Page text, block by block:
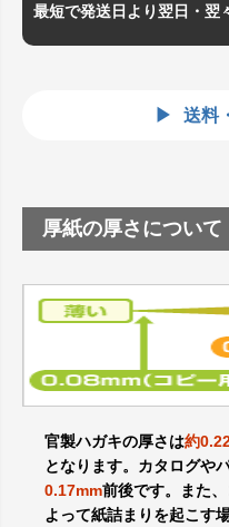
最短で発送日より翌日・翌
送料
厚紙の厚さについて
官製ハガキの厚さは約
となります。カタログや
0.17mm前後です。また
よって紙詰まりを起こす